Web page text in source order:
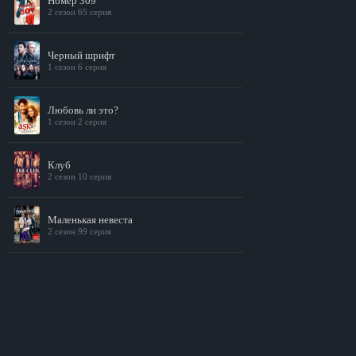
2 сезон 65 серия
Черный шрифт
1 сезон 6 серия
Любовь ли это?
1 сезон 2 серия
Клуб
2 сезон 10 серия
Маленькая невеста
2 сезон 99 серия